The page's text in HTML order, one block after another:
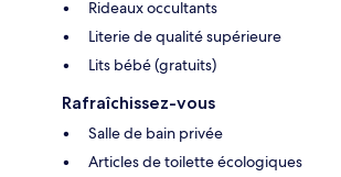
Rideaux occultants
Literie de qualité supérieure
Lits bébé (gratuits)
Rafraîchissez-vous
Salle de bain privée
Articles de toilette écologiques